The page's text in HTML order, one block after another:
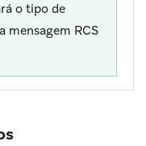
o tipo de
mensagem RCS